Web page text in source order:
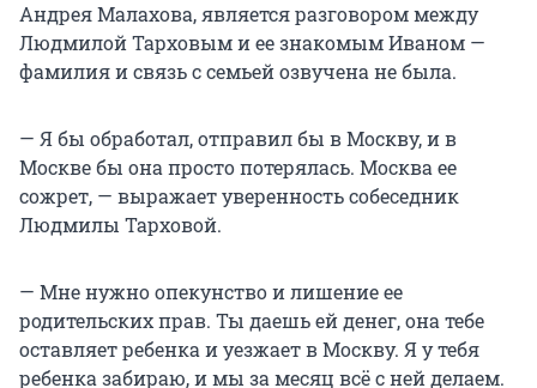
Андрея Малахова, является разговором между
Людмилой Тарховым и ее знакомым Иваном —
фамилия и связь с семьей озвучена не была.
— Я бы обработал, отправил бы в Москву, и в
Москве бы она просто потерялась. Москва ее
сожрет, — выражает уверенность собеседник
Людмилы Тарховой.
— Мне нужно опекунство и лишение ее
родительских прав. Ты даешь ей денег, она тебе
оставляет ребенка и уезжает в Москву. Я у тебя
ребенка забираю, и мы за месяц всё с ней делаем.